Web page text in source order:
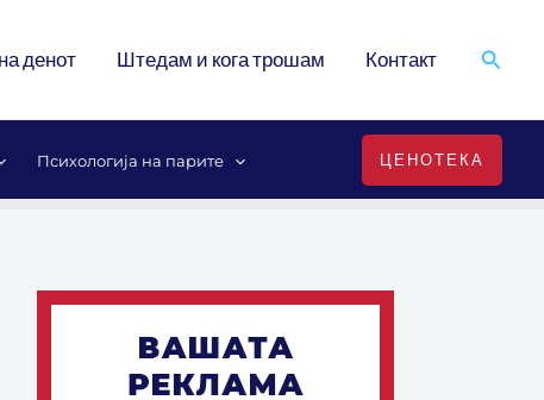
денот Штедам и кога трошам Контакт Search
Психологија на парите ЦЕНОТЕКА